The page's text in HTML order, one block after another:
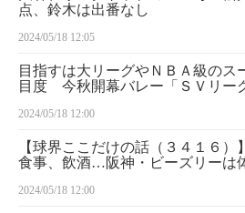
点、鈴木は出番なし
2024/05/18 12:05
目指すは大リーグやＮＢＡ級のス
目度 今秋開幕バレー「ＳＶリー
2024/05/18 12:00
【球界ここだけの話（３４１６）
食事、飲酒…阪神・ビーズリーは
2024/05/18 12:00